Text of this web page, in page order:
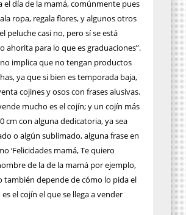
el día de la mamá, comúnmente pues
ropa, regala flores, y algunos otros
peluche casi no, pero sí se está
ahorita para lo que es graduaciones”.
implica que no tengan productos
ya que si bien es temporada baja,
cojines y osos con frases alusivas.
mucho es el cojín; y un cojín más
cm con alguna dedicatoria, ya sea
o algún sublimado, alguna frase en
‘Felicidades mamá, Te quiero
de la de la mamá por ejemplo,
también depende de cómo lo pida el
el cojín el que se llega a vender